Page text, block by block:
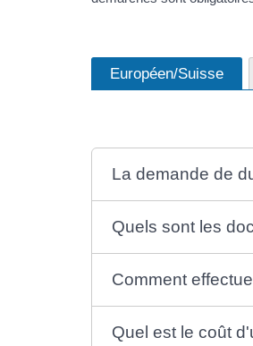
Européen/Suisse
La demande de
Quels sont les
Comment
Quel est le coût